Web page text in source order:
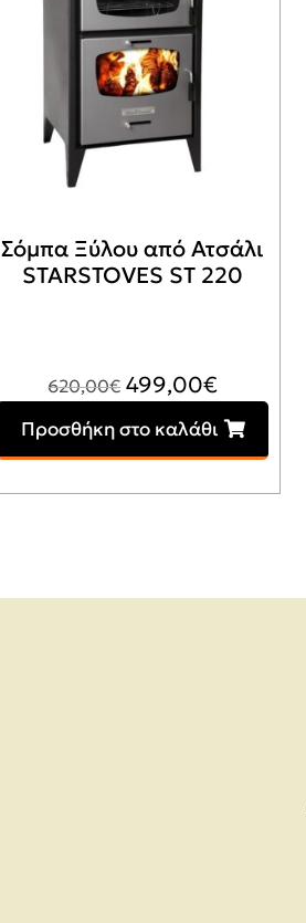
Σόμπα Ξύλου από Ατσάλι
STARSTOVES ST 220
620,00€ Original
was:
499,00€Η
τρέχουσα
τιμή
Προσθήκη στο καλάθι